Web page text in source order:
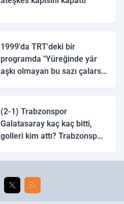
1999'da TRT'deki bir
programda "Yüreğinde yâr
aşkı olmayan bu sazı çalarsa
(2-1) Trabzonspor
Galatasaray kaç kaç bitti,
golleri kim attı? Trabzonspor
golleri!